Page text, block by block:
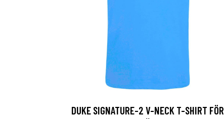
DUKE SIGNATURE-2 V-NECK T-SHIRT FÖR